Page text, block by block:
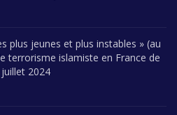
plus jeunes et plus instables » (au
terrorisme islamiste en France de
2024